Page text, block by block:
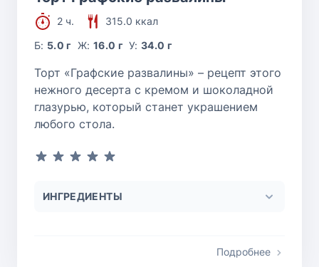
2 ч.
315.0 ккал
Б: 5.0 г Ж: 16.0 г У:34.0 г
Торт «Графские развалины» – рецепт этого
нежного десерта с кремом и шоколадной
глазурью, который станет украшением
любого стола.
ИНГРЕДИЕНТЫ
Подробнее